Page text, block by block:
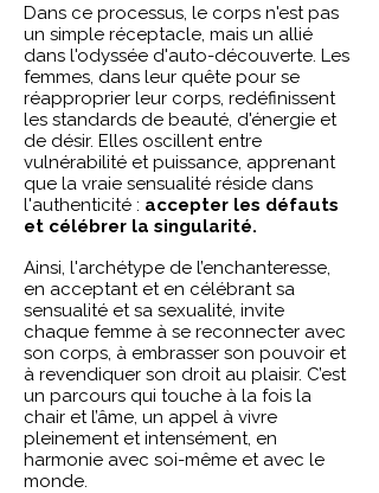
Dans ce processus, le corps n'est pas
un simple réceptacle, mais un allié
dans l'odyssée d'auto-découverte. Les
femmes, dans leur quête pour se
réapproprier leur corps, redéfinissent
les standards de beauté, d'énergie et
de désir. Elles oscillent entre
vulnérabilité et puissance, apprenant
que la vraie sensualité réside dans
l'authenticité : accepter les défauts
et célébrer la singularité.
Ainsi, l'archétype de l’enchanteresse,
en acceptant et en célébrant sa
sensualité et sa sexualité, invite
chaque femme à se reconnecter avec
son corps, à embrasser son pouvoir et
à revendiquer son droit au plaisir. C’est
un parcours qui touche à la fois la
chair et l’âme, un appel à vivre
pleinement et intensément, en
harmonie avec soi-même et avec le
monde.